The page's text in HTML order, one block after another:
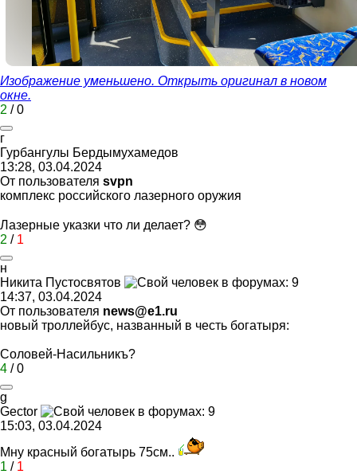
Изображение уменьшено. Открыть оригинал в новом
окне.
2 /0
г
Гурбангулы Бердымухамедoв
13:28, 03.04.2024
От пользователя svpn
комплекс российского лазерного оружия
Лазерные указки что ли делает? 😳
2 / 1
н
Никита Пустосвятов
14:37, 03.04.2024
От пользователя news@e1.ru
новый троллейбус, названный в честь богатыря:
Соловей-Насильникъ?
4 /0
g
Gector
15:03, 03.04.2024
Мну красный богатырь 75см..
1 / 1